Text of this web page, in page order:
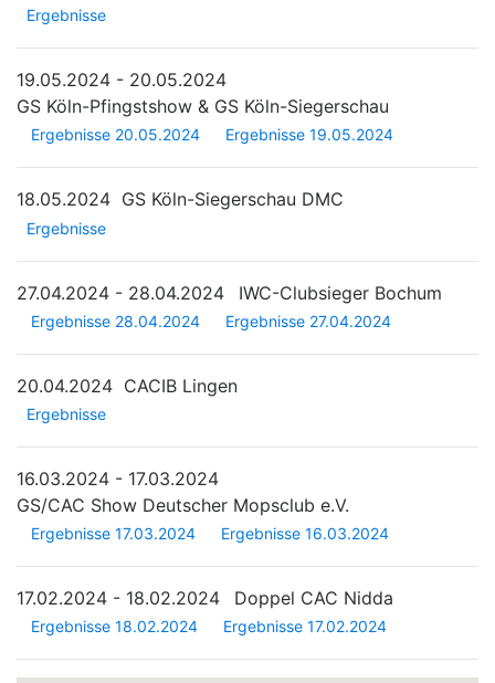
Ergebnisse
19.05.2024 - 20.05.2024
GS Köln-Pfingstshow & GS Köln-Siegerschau
Ergebnisse 20.05.2024 Ergebnisse 19.05.2024
18.05.2024 GS Köln-Siegerschau DMC
Ergebnisse
27.04.2024 - 28.04.2024 IWC-Clubsieger Bochum
Ergebnisse 28.04.2024 Ergebnisse 27.04.2024
20.04.2024 CACIB Lingen
Ergebnisse
16.03.2024 - 17.03.2024
GS/CAC Show Deutscher Mopsclub e.V.
Ergebnisse 17.03.2024 Ergebnisse 16.03.2024
17.02.2024 - 18.02.2024 Doppel CAC Nidda
Ergebnisse 18.02.2024 Ergebnisse 17.02.2024